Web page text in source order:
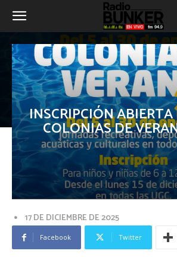
INSCRIPCIÓN
COLONIAS DE
17 DE DICIEMBRE DE 2025
Facebook Twitter